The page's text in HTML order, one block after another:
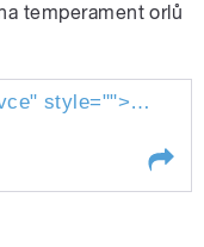
temperament orlů
" style="">V